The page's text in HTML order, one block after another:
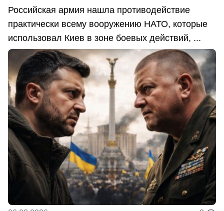
Российская армия нашла противодействие
практически всему вооружению НАТО, которые
использовал Киев в зоне боевых действий, ...